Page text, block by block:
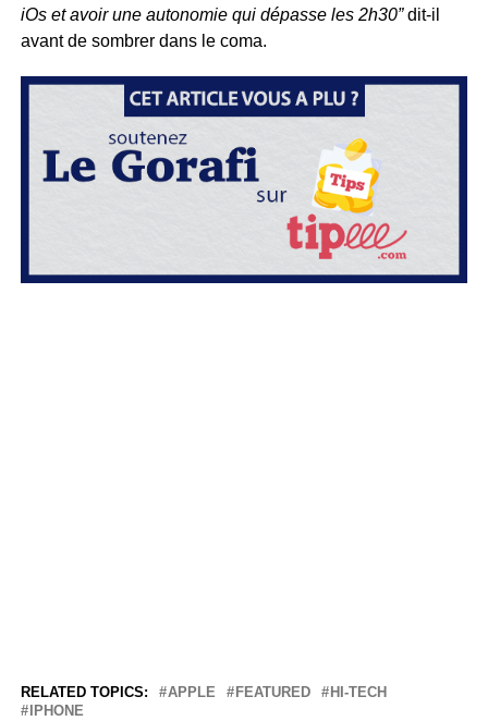
iOs et avoir une autonomie qui dépasse les 2h30”dit-il
avant de sombrer dans le coma.
RELATED TOPICS: APPLE FEATURED
HI-TECH
IPHONE